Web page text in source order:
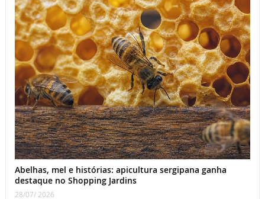
Abelhas, mel e histórias: apicultura sergipana ganha
destaque no Shopping Jardins
28/07/ 2026